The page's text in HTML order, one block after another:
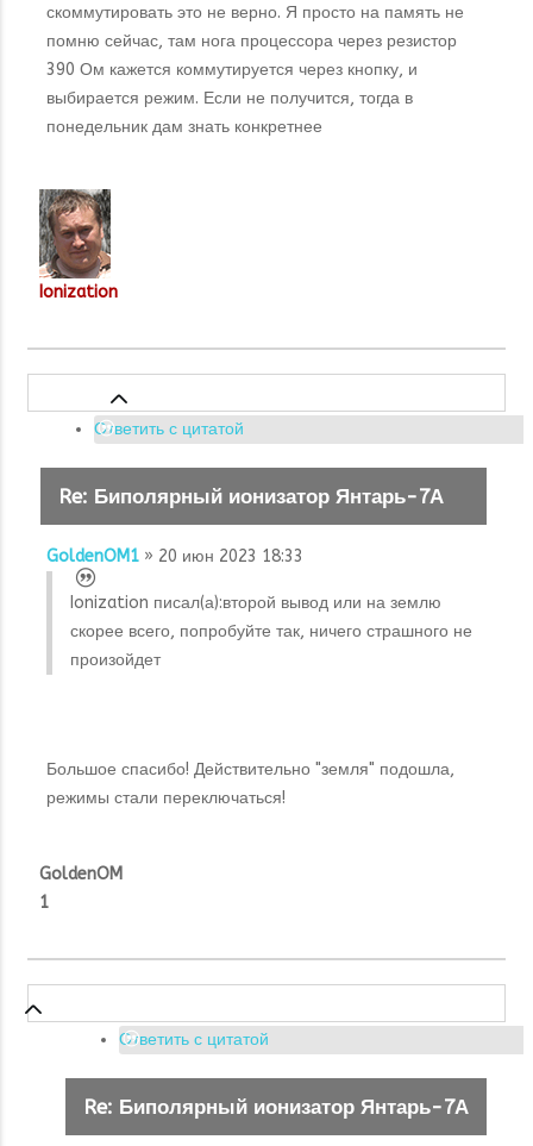
скоммутировать это не верно. Я просто на память не
помню сейчас, там нога процессора через резистор
390 Ом кажется коммутируется через кнопку, и
выбирается режим. Если не получится, тогда в
понедельник дам знать конкретнее
Ionization
Ответить с цитатой
Re: Биполярный ионизатор Янтарь-7А
GoldenOM1 » 20 июн 2023 18:33
Ionization писал(а):второй вывод или на землю
скорее всего, попробуйте так, ничего страшного не
произойдет
Большое спасибо! Действительно "земля" подошла,
режимы стали переключаться!
GoldenOM
1
Ответить с цитатой
Re: Биполярный ионизатор Янтарь-7А